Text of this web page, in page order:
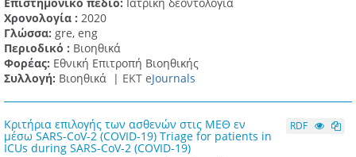
Χρονολογία : 2020
Γλώσσα: gre, eng
Περιοδικό : Βιοηθικά
Φορέας: Εθνική Επιτροπή Βιοηθικής
Συλλογή: Βιοηθικά | ΕΚΤ eJournals
Κριτήρια επιλογής των ασθενών στις ΜΕΘ εν
μέσω SARS-CoV-2 (COVID-19) Triage for patients in
ICUs during SARS-CoV-2 (COVID-19)
RDF